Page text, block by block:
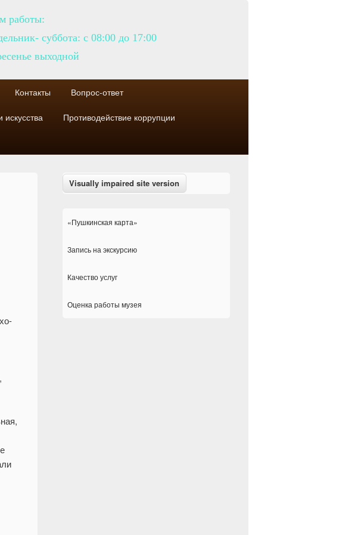
работы:
суббота: с 08:00 до 17:00
выходной
Контакты Вопрос-ответ
Противодействие коррупции
«Пушкинская карта»
Запись на экскурсию
Качество услуг
Оценка работы музея